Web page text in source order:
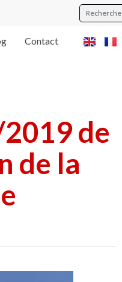
Contact
de
de la